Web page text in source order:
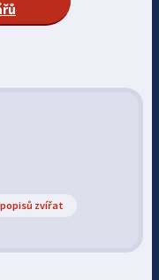
popisů zvířat